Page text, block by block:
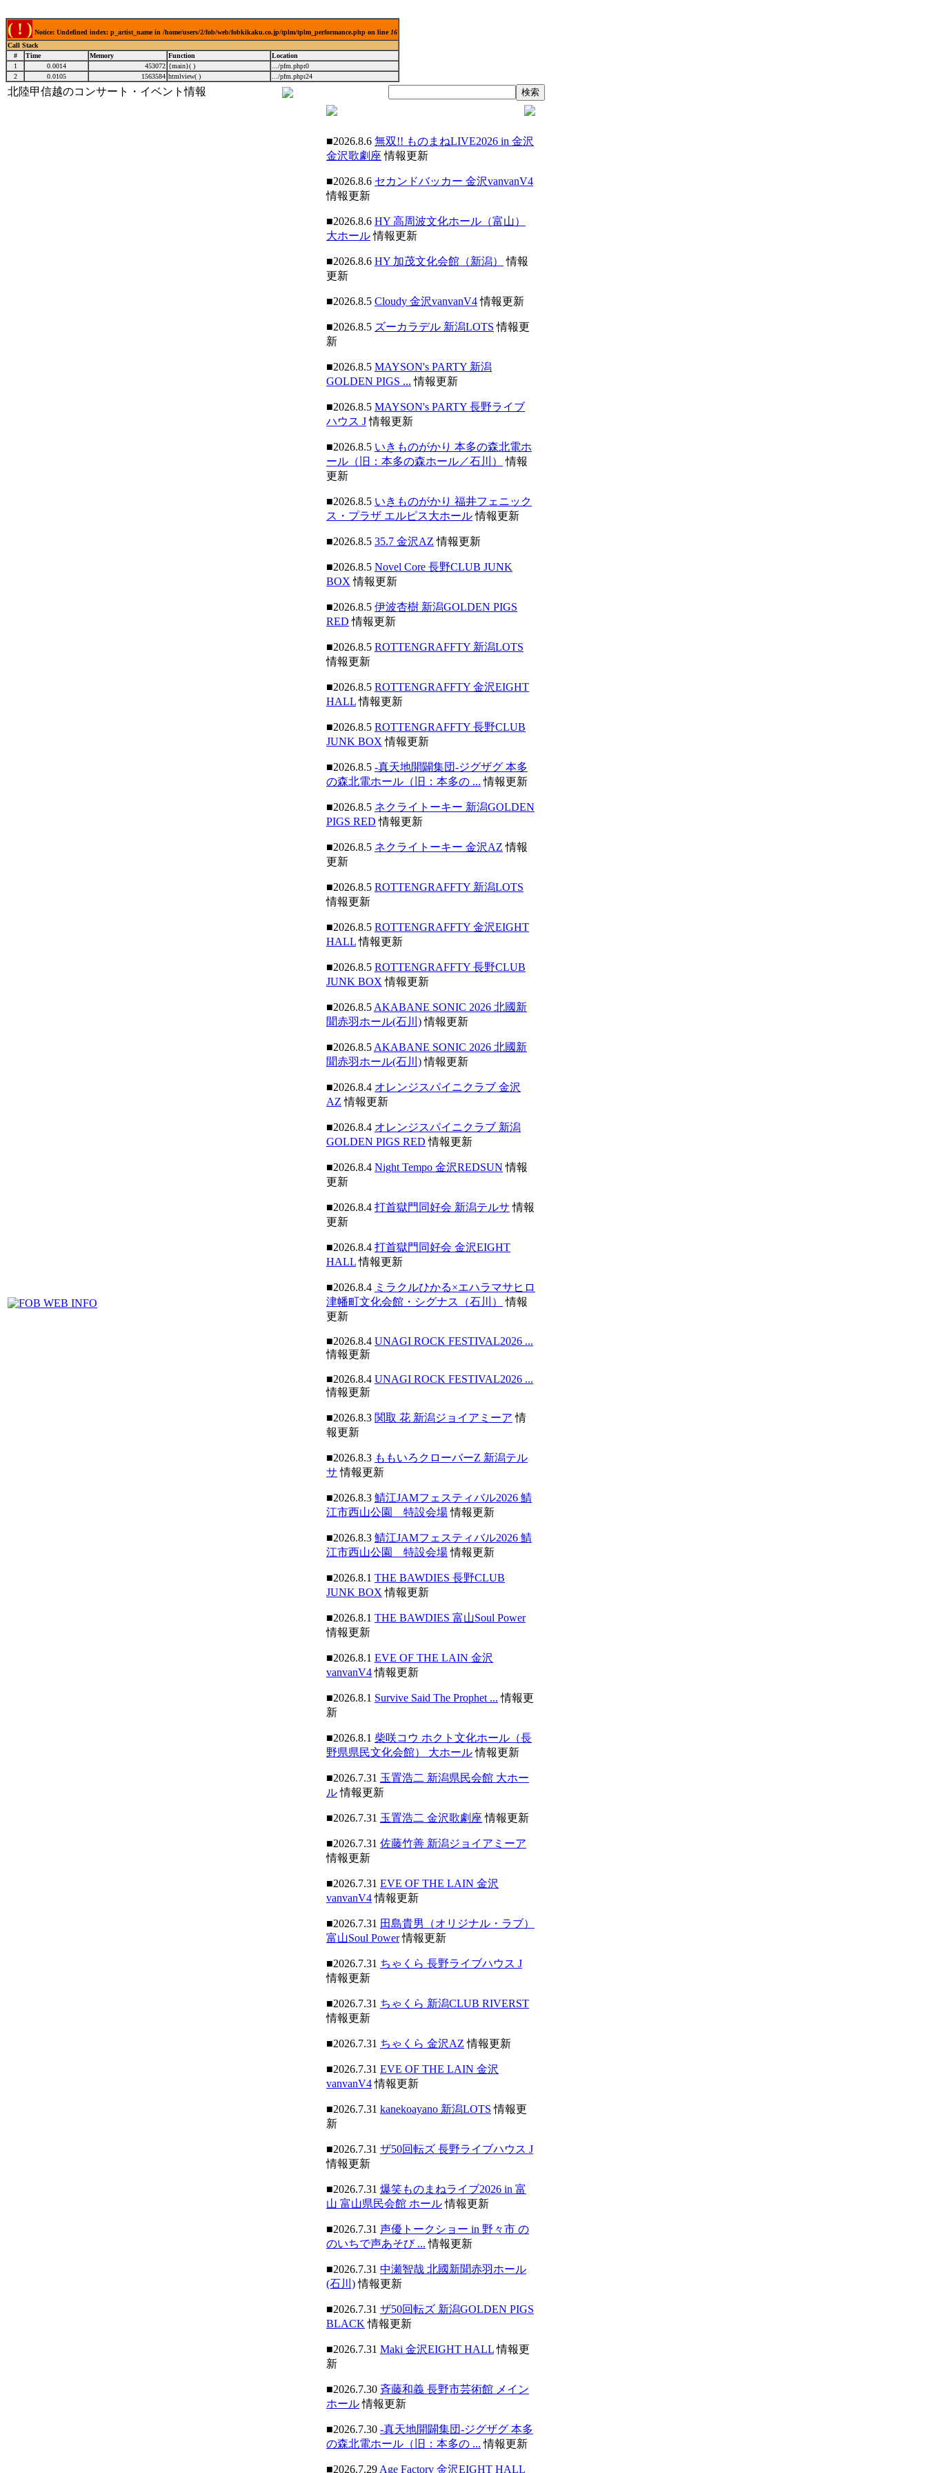
( ! ) Notice: Undefined index: p_artist_name in /home/users/2/fob/web/fobkikaku.co.jp/tplm/tplm_performance.php on line 16
Call Stack
#
Time Memory Function
Location
1
0.0014 453072 {main}( ) .../pfm.php:0
2
0.0105 1563584 htmlview( ) .../pfm.php:24
北陸甲信越のコンサート・イベント情報
■2026.8.6 無双!! ものまねLIVE2026 in 金沢
金沢歌劇座 情報更新
■2026.8.6 セカンドバッカー 金沢vanvanV4
情報更新
■2026.8.6 HY 高周波文化ホール（富山）
大ホール情報更新
■2026.8.6 HY 加茂文化会館（新潟）
情報
更新
■2026.8.5 Cloudy 金沢vanvanV4情報更新
■2026.8.5 ズーカラデル 新潟LOTS 情報更
新
■2026.8.5 MAYSON's PARTY 新潟
GOLDEN PIGS ... 情報更新
■2026.8.5 MAYSON's PARTY 長野ライブ
ハウス J情報更新
■2026.8.5 いきものがかり 本多の森北電ホ
ール（旧：本多の森ホール／石川）
情報
更新
■2026.8.5 いきものがかり 福井フェニック
ス・プラザ エルピス大ホール情報更新
■2026.8.5 35.7 金沢AZ 情報更新
■2026.8.5 Novel Core 長野CLUB JUNK
BOX 情報更新
■2026.8.5 伊波杏樹 新潟GOLDEN PIGS
RED 情報更新
■2026.8.5 ROTTENGRAFFTY 新潟LOTS
情報更新
■2026.8.5 ROTTENGRAFFTY 金沢EIGHT
HALL情報更新
■2026.8.5 ROTTENGRAFFTY 長野CLUB
JUNK BOX 情報更新
■2026.8.5 -真天地開闢集団-ジグザグ 本多
の森北電ホール（旧：本多の ... 情報更新
■2026.8.5 ネクライトーキー 新潟GOLDEN
PIGS RED 情報更新
■2026.8.5 ネクライトーキー 金沢AZ 情報
更新
■2026.8.5 ROTTENGRAFFTY 新潟LOTS
情報更新
■2026.8.5 ROTTENGRAFFTY 金沢EIGHT
HALL情報更新
■2026.8.5 ROTTENGRAFFTY 長野CLUB
JUNK BOX 情報更新
■2026.8.5 AKABANE SONIC 2026 北國新
聞赤羽ホール(石川)情報更新
■2026.8.5 AKABANE SONIC 2026 北國新
聞赤羽ホール(石川)情報更新
■2026.8.4 オレンジスパイニクラブ 金沢
AZ 情報更新
■2026.8.4 オレンジスパイニクラブ 新潟
GOLDEN PIGS RED 情報更新
■2026.8.4 Night Tempo 金沢REDSUN 情報
更新
■2026.8.4 打首獄門同好会 新潟テルサ 情報
更新
■2026.8.4 打首獄門同好会 金沢EIGHT
HALL情報更新
■2026.8.4 ミラクルひかる×エハラマサヒロ
津幡町文化会館・シグナス（石川）
情報
更新
■2026.8.4 UNAGI ROCK FESTIVAL2026 ...
情報更新
■2026.8.4 UNAGI ROCK FESTIVAL2026 ...
情報更新
■2026.8.3 関取 花 新潟ジョイアミーア 情
報更新
■2026.8.3 ももいろクローバーZ 新潟テル
サ 情報更新
■2026.8.3 鯖江JAMフェスティバル2026 鯖
江市西山公園 特設会場情報更新
■2026.8.3 鯖江JAMフェスティバル2026 鯖
江市西山公園 特設会場情報更新
■2026.8.1 THE BAWDIES 長野CLUB
JUNK BOX 情報更新
■2026.8.1 THE BAWDIES 富山Soul Power
情報更新
■2026.8.1 EVE OF THE LAIN 金沢
vanvanV4情報更新
■2026.8.1 Survive Said The Prophet ... 情報更
新
■2026.8.1 柴咲コウ ホクト文化ホール（長
野県県民文化会館） 大ホール情報更新
■2026.7.31 玉置浩二 新潟県民会館 大ホー
ル情報更新
■2026.7.31 玉置浩二 金沢歌劇座 情報更新
■2026.7.31 佐藤竹善 新潟ジョイアミーア
情報更新
■2026.7.31 EVE OF THE LAIN 金沢
vanvanV4情報更新
■2026.7.31 田島貴男（オリジナル・ラブ）
富山Soul Power情報更新
■2026.7.31 ちゃくら 長野ライブハウス J
情報更新
■2026.7.31 ちゃくら 新潟CLUB RIVERST
情報更新
■2026.7.31 ちゃくら 金沢AZ 情報更新
■2026.7.31 EVE OF THE LAIN 金沢
vanvanV4情報更新
■2026.7.31 kanekoayano 新潟LOTS 情報更
新
■2026.7.31 ザ50回転ズ 長野ライブハウス J
情報更新
■2026.7.31 爆笑ものまねライブ2026 in 富
山 富山県民会館 ホール情報更新
■2026.7.31 声優トークショー in 野々市 の
のいちで声あそび ... 情報更新
■2026.7.31 中瀬智哉 北國新聞赤羽ホール
(石川)情報更新
■2026.7.31 ザ50回転ズ 新潟GOLDEN PIGS
BLACK 情報更新
■2026.7.31 Maki 金沢EIGHT HALL情報更
新
■2026.7.30 斉藤和義 長野市芸術館 メイン
ホール情報更新
■2026.7.30 -真天地開闢集団-ジグザグ 本多
の森北電ホール（旧：本多の ... 情報更新
■2026.7.29 Age Factory 金沢EIGHT HALL